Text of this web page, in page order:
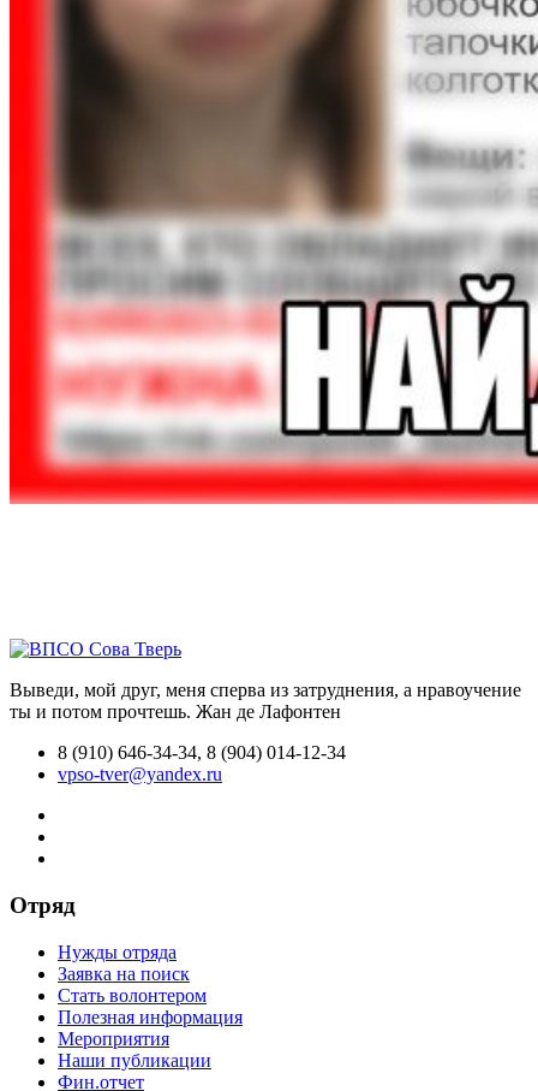
Выведи, мой друг, меня сперва из затруднения, а нравоучение
ты и потом прочтешь. Жан де Лафонтен
8 (910) 646-34-34, 8 (904) 014-12-34
vpso-tver@yandex.ru
Отряд
Нужды отряда
Заявка на поиск
Стать волонтером
Полезная информация
Мероприятия
Наши публикации
Фин.отчет